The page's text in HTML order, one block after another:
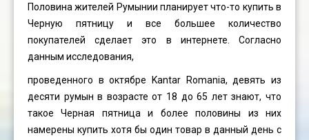
Половина жителей Румынии планирует что-то купить в
Черную пятницу и все большее количество
покупателей сделает это в интернете. Согласно
данным исследования,
проведенного в октябре Kantar Romania, девять из
десяти румын в возрасте от 18 до 65 лет знают, что
такое Черная пятница и более половины из них
намерены купить хотя бы один товар в данный день с